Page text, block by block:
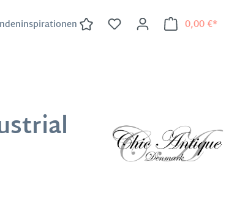
0,00 €*